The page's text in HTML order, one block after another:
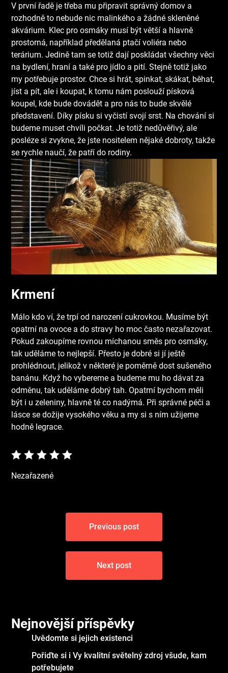
V první řadě je třeba mu připravit správný domov a
rozhodně to nebude nic malinkého a žádné skleněné
akvárium. Klec pro osmáky musí být větší a hlavně
prostorná, například předělaná ptačí voliéra nebo
terárium. Jedině tam se totiž dají poskládat všechny věci
na bydlení, hraní a také pro jídlo a pití. Stejně totiž jako
my potřebuje prostor. Chce si hrát, spinkat, skákat, běhat,
jíst a pít, ale i koupat, k tomu nám poslouží písková
koupel, kde bude dovádět a pro nás to bude skvělé
představení. Díky písku si vyčistí svojí srst. Na chování si
budeme muset chvíli počkat. Je totiž nedůvěřivý, ale
posléze si zvykne, že jste nositelem nějaké dobroty, takže
se rychle naučí, že patří do rodiny.
Krmení
Málo kdo ví, že trpí od narození cukrovkou. Musíme být
opatrní na ovoce a do stravy ho moc často nezařazovat.
Pokud zakoupíme rovnou míchanou směs pro osmáky,
tak uděláme to nejlepší. Přesto je dobré si jí ještě
prohlédnout, jelikož v některé je poměrně dost sušeného
banánu. Když ho vybereme a budeme mu ho dávat za
odměnu, tak uděláme dobrý tah. Opatrní bychom měli
být i u zeleniny, hlavně té co nadýmá. Při správné péči a
lásce se dožije vysokého věku a my si s ním užijeme
hodně legrace.
Nezařazené
Navigace
příspěvek
Previous post
Next post
Nejnovější příspěvky
Uvědomte si jejich existenci
Pořiďte si i Vy kvalitní světelný zdroj všude, kam
potřebujete